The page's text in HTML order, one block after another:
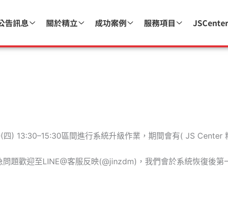
告訊息 關於精立 成功案例 服務項目 JSCenter
) 13:30–15:30區間進行系統升級作業，期間會有( JS Center
題歡迎至LINE@客服反映(@jinzdm)，我們會於系統恢復後第